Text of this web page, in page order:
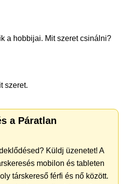
a hobbijai. Mit szeret csinálni?
szeret.
a Páratlan
Küldj üzenetet! A
mobilon és tableten
társkereső férfi és nő között.